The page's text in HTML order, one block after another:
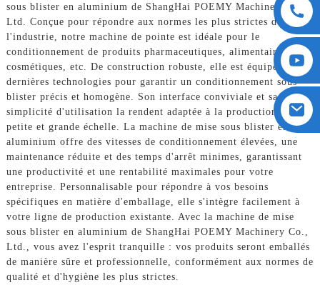
sous blister en aluminium de ShangHai POEMY Machinery Co.,
Ltd. Conçue pour répondre aux normes les plus strictes de
l'industrie, notre machine de pointe est idéale pour le
conditionnement de produits pharmaceutiques, alimentaires,
cosmétiques, etc. De construction robuste, elle est équipée des
dernières technologies pour garantir un conditionnement sous
blister précis et homogène. Son interface conviviale et sa
simplicité d'utilisation la rendent adaptée à la production à
petite et grande échelle. La machine de mise sous blister en
aluminium offre des vitesses de conditionnement élevées, une
maintenance réduite et des temps d'arrêt minimes, garantissant
une productivité et une rentabilité maximales pour votre
entreprise. Personnalisable pour répondre à vos besoins
spécifiques en matière d'emballage, elle s'intègre facilement à
votre ligne de production existante. Avec la machine de mise
sous blister en aluminium de ShangHai POEMY Machinery Co.,
Ltd., vous avez l'esprit tranquille : vos produits seront emballés
de manière sûre et professionnelle, conformément aux normes de
qualité et d'hygiène les plus strictes.